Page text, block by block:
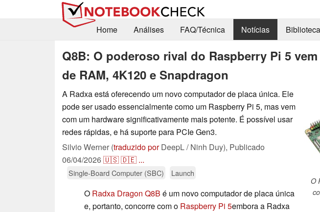
Home
Análises FAQ/Técnica Notícias Biblioteca
Q8B: O poderoso rival do Raspberry Pi 5
de RAM, 4K120 e Snapdragon
O
A Radxa está oferecendo um novo computador de placa única. Ele
pode ser usado essencialmente como um Raspberry Pi 5, mas vem
com um hardware significativamente mais potente. É possível usar
redes rápidas, e há suporte para PCIe Gen3.
Silvio Werner (traduzido porDeepL / Ninh Duy), Publicado
06/04/2026🇺🇸🇩🇪 ...
Single-Board Computer (SBC) Launch
O Radxa Dragon Q8B é um novo computador de placa única
e, portanto, concorre com o Raspberry Pi 5embora a Radxa